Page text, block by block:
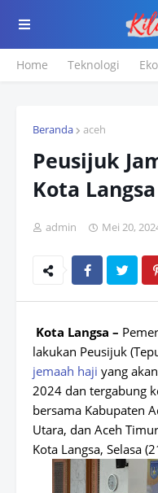
Home Teknologi
Beranda aceh
Peusijuk
Kota
admin Mei 20,
Kota Langsa –
lakukan Peusijuk
jemaah haji yang
2024 dan tergabung
bersama Kabupaten
Utara, dan Aceh
Kota Langsa, Selasa